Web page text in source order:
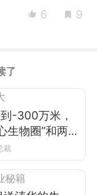
6 9
了
-300万米，
生物圈”和两
塔”
裁
秘籍